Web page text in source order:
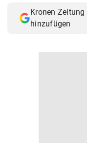
Kronen
hinzufügen